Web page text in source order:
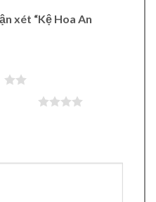
xét “Kệ Hoa An